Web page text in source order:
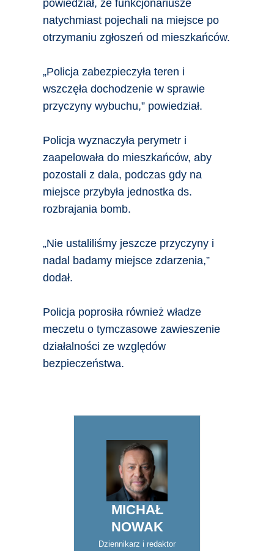
powiedział, że funkcjonariusze
natychmiast pojechali na miejsce po
otrzymaniu zgłoszeń od mieszkańców.
„Policja zabezpieczyła teren i
wszczęła dochodzenie w sprawie
przyczyny wybuchu,” powiedział.
Policja wyznaczyła perymetr i
zaapelowała do mieszkańców, aby
pozostali z dala, podczas gdy na
miejsce przybyła jednostka ds.
rozbrajania bomb.
„Nie ustaliliśmy jeszcze przyczyny i
nadal badamy miejsce zdarzenia,”
dodał.
Policja poprosiła również władze
meczetu o tymczasowe zawieszenie
działalności ze względów
bezpieczeństwa.
MICHAŁ
NOWAK
Dziennikarz i redaktor